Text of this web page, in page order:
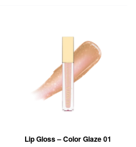
Lip Gloss – Color Glaze 01